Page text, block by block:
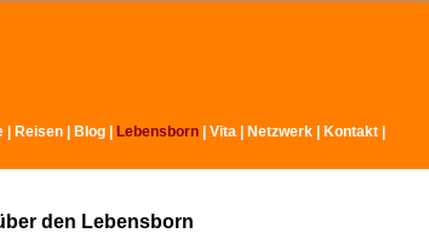
Reisen Blog Lebensborn Vita Netzwerk Kontakt
den Lebensborn